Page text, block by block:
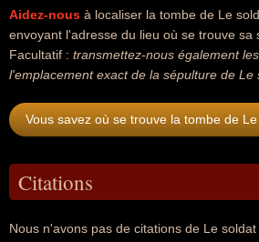
Aidez-nous à localiser la tombe de Le
envoyant l'adresse du lieu où se trouve sa
Facultatif : transmettez-nous également
l'emplacement exact de la sépulture de Le
Vous savez où se trouve la tombe de
Citations
Nous n'avons pas de citations de Le